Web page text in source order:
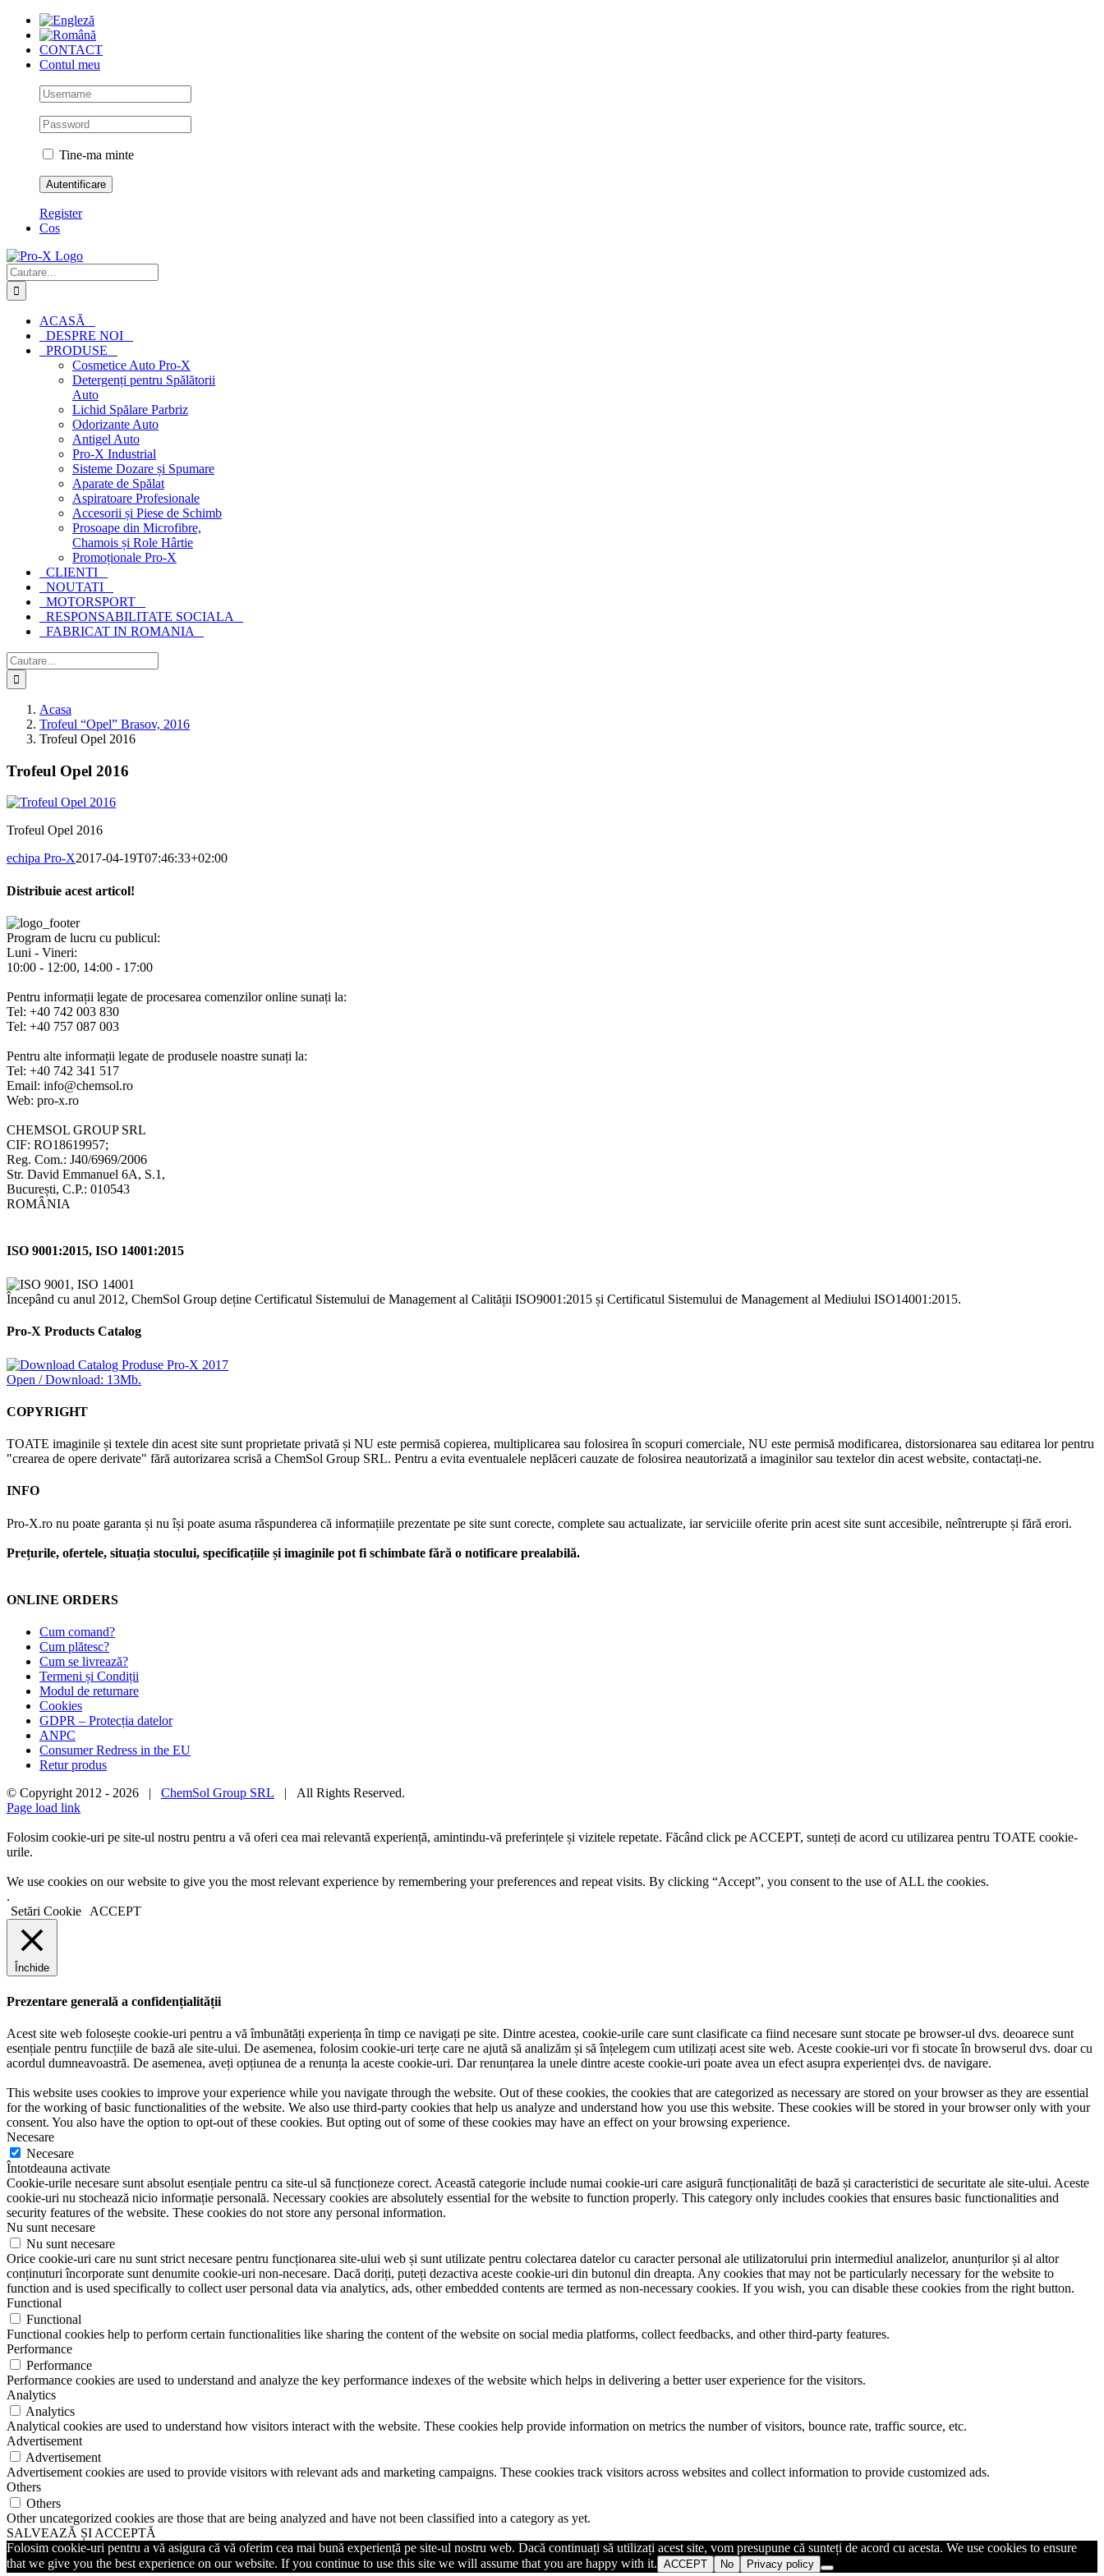
Skip
contentCONTACT
Contul meu
Tine-ma minte
Register
Cos
Cautare...
ACASĂ
DESPRE NOI
PRODUSE
Cosmetice Auto Pro-X
Detergenți pentru Spălătorii
Auto
Lichid Spălare Parbriz
Odorizante Auto
Antigel Auto
Pro-X Industrial
Sisteme Dozare și Spumare
Aparate de Spălat
Aspiratoare Profesionale
Accesorii și Piese de Schimb
Prosoape din Microfibre,
Chamois și Role Hârtie
Promoționale Pro-X
CLIENTI
NOUTATI
MOTORSPORT
RESPONSABILITATE SOCIALA
FABRICAT IN ROMANIA
Cautare...
Acasa
Trofeul “Opel” Brasov, 2016
Trofeul Opel 2016
Trofeul Opel 2016
Trofeul Opel 2016
echipa Pro-X2017-04-19T07:46:33+02:00
Distribuie acest articol!
Facebook
X
Pinterest
E-
mail:
Program de lucru cu publicul:
Luni - Vineri:
10:00 - 12:00, 14:00 - 17:00
Pentru informații legate de procesarea comenzilor online sunați la:
Tel: +40 742 003 830
Tel: +40 757 087 003
Pentru alte informații legate de produsele noastre sunați la:
Tel: +40 742 341 517
Email: info@chemsol.ro
Web: pro-x.ro
CHEMSOL GROUP SRL
CIF: RO18619957;
Reg. Com.: J40/6969/2006
Str. David Emmanuel 6A, S.1,
București, C.P.: 010543
ROMÂNIA
ISO 9001:2015, ISO 14001:2015
Începând cu anul 2012, ChemSol Group deține Certificatul Sistemului de Management al Calității ISO9001:2015 și Certificatul Sistemului de Management al Mediului ISO14001:2015.
Pro-X Products Catalog
Open / Download: 13Mb.
COPYRIGHT
TOATE imaginile și textele din acest site sunt proprietate privată și NU este permisă copierea, multiplicarea sau folosirea în scopuri comerciale, NU este permisă modificarea, distorsionarea sau editarea lor pentru
"crearea de opere derivate" fără autorizarea scrisă a ChemSol Group SRL. Pentru a evita eventualele neplăceri cauzate de folosirea neautorizată a imaginilor sau textelor din acest website, contactați-ne.
INFO
Pro-X.ro nu poate garanta și nu își poate asuma răspunderea că informațiile prezentate pe site sunt corecte, complete sau actualizate, iar serviciile oferite prin acest site sunt accesibile, neîntrerupte și fără erori.
Prețurile, ofertele, situația stocului, specificațiile și imaginile pot fi schimbate fără o notificare prealabilă.
ONLINE ORDERS
Cum comand?
Cum plătesc?
Cum se livrează?
Termeni și Condiții
Modul de returnare
Cookies
GDPR – Protecția datelor
ANPC
Consumer Redress in the EU
Retur produs
© Copyright 2012 - 2026 | ChemSol Group SRL | All Rights Reserved.
Page load link
Folosim cookie-uri pe site-ul nostru pentru a vă oferi cea mai relevantă experiență, amintindu-vă preferințele și vizitele repetate. Făcând click pe ACCEPT, sunteți de acord cu utilizarea pentru TOATE cookie-
urile.
We use cookies on our website to give you the most relevant experience by remembering your preferences and repeat visits. By clicking “Accept”, you consent to the use of ALL the cookies.
.
Setări Cookie
ACCEPT
Închide
Prezentare generală a confidențialității
Acest site web folosește cookie-uri pentru a vă îmbunătăți experiența în timp ce navigați pe site. Dintre acestea, cookie-urile care sunt clasificate ca fiind necesare sunt stocate pe browser-ul dvs. deoarece sunt
esențiale pentru funcțiile de bază ale site-ului. De asemenea, folosim cookie-uri terțe care ne ajută să analizăm și să înțelegem cum utilizați acest site web. Aceste cookie-uri vor fi stocate în browserul dvs. doar cu
acordul dumneavoastră. De asemenea, aveți opțiunea de a renunța la aceste cookie-uri. Dar renunțarea la unele dintre aceste cookie-uri poate avea un efect asupra experienței dvs. de navigare.
This website uses cookies to improve your experience while you navigate through the website. Out of these cookies, the cookies that are categorized as necessary are stored on your browser as they are essential
for the working of basic functionalities of the website. We also use third-party cookies that help us analyze and understand how you use this website. These cookies will be stored in your browser only with your
consent. You also have the option to opt-out of these cookies. But opting out of some of these cookies may have an effect on your browsing experience.
Necesare
Necesare
Întotdeauna activate
Cookie-urile necesare sunt absolut esențiale pentru ca site-ul să funcționeze corect. Această categorie include numai cookie-uri care asigură funcționalități de bază și caracteristici de securitate ale site-ului. Aceste
cookie-uri nu stochează nicio informație personală. Necessary cookies are absolutely essential for the website to function properly. This category only includes cookies that ensures basic functionalities and
security features of the website. These cookies do not store any personal information.
Nu sunt necesare
Nu sunt necesare
Orice cookie-uri care nu sunt strict necesare pentru funcționarea site-ului web și sunt utilizate pentru colectarea datelor cu caracter personal ale utilizatorului prin intermediul analizelor, anunțurilor și al altor
conținuturi încorporate sunt denumite cookie-uri non-necesare. Dacă doriți, puteți dezactiva aceste cookie-uri din butonul din dreapta. Any cookies that may not be particularly necessary for the website to
function and is used specifically to collect user personal data via analytics, ads, other embedded contents are termed as non-necessary cookies. If you wish, you can disable these cookies from the right button.
Functional
Functional
Functional cookies help to perform certain functionalities like sharing the content of the website on social media platforms, collect feedbacks, and other third-party features.
Performance
Performance
Performance cookies are used to understand and analyze the key performance indexes of the website which helps in delivering a better user experience for the visitors.
Analytics
Analytics
Analytical cookies are used to understand how visitors interact with the website. These cookies help provide information on metrics the number of visitors, bounce rate, traffic source, etc.
Advertisement
Advertisement
Advertisement cookies are used to provide visitors with relevant ads and marketing campaigns. These cookies track visitors across websites and collect information to provide customized ads.
Others
Others
Other uncategorized cookies are those that are being analyzed and have not been classified into a category as yet.
SALVEAZĂ ȘI ACCEPTĂ
Folosim cookie-uri pentru a vă asigura că vă oferim cea mai bună experiență pe site-ul nostru web. Dacă continuați să utilizați acest site, vom presupune că sunteți de acord cu acesta. We use cookies to ensure
that we give you the best experience on our website. If you continue to use this site we will assume that you are happy with it. ACCEPT No Privacy policy